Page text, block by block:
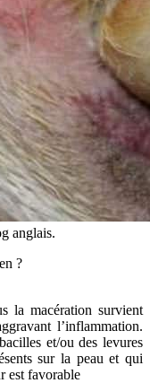
anglais.
?
la macération survient
l’inflammation.
et/ou des levures
sur la peau et qui
est favorable